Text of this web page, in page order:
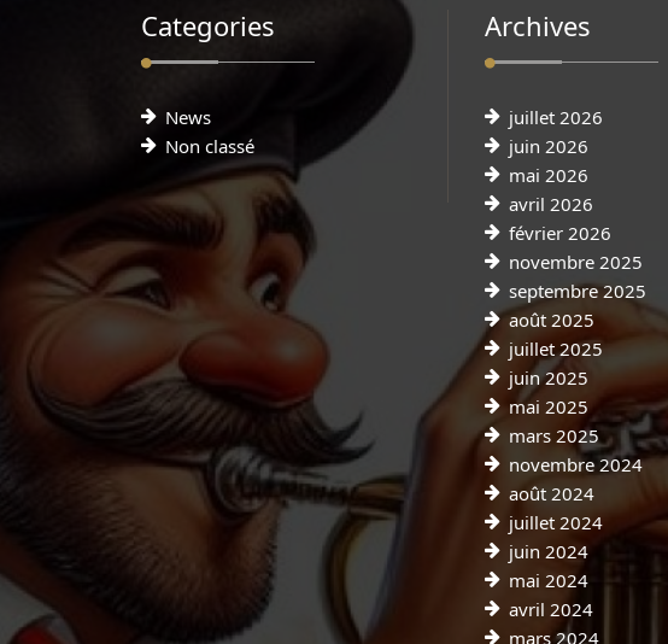
Categories
News
Non classé
Archives
juillet 2026
juin 2026
mai 2026
avril 2026
février 2026
novembre 2025
septembre 2025
août 2025
juillet 2025
juin 2025
mai 2025
mars 2025
novembre 2024
août 2024
juillet 2024
juin 2024
mai 2024
avril 2024
mars 2024